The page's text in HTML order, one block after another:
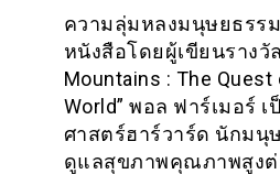
ความลุ่มหลงมนุษยธรร
หนังสือโดยผู้เขียนรางวั
Mountains : The Quest
World” พอล ฟาร์เมอร์
ศาสตร์ฮาร์วาร์ด นักมนุ
ดูแลสุขภาพคุณภาพสูงต่